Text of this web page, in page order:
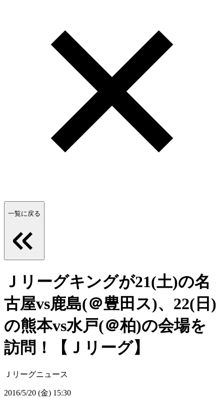
一覧に戻る
Ｊリーグキングが21(土)の名
古屋vs鹿島(＠豊田ス)、22(日)
の熊本vs水戸(＠柏)の会場を
訪問！【Ｊリーグ】
Ｊリーグニュース
2016/5/20 (金) 15:30